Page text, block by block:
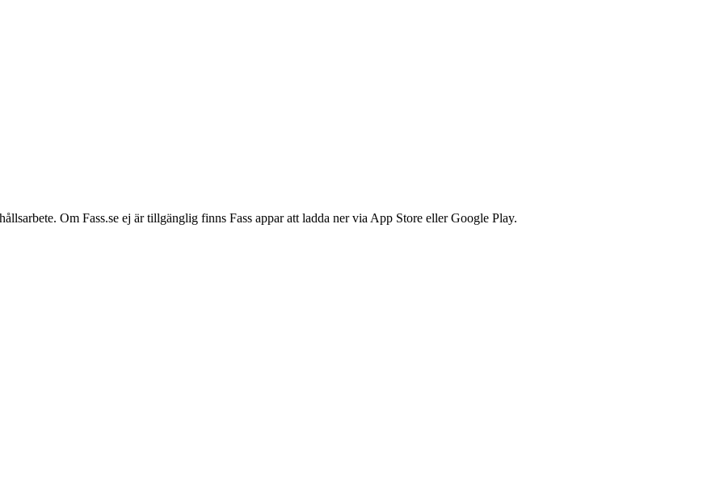
Om Fass.se ej är tillgänglig finns Fass appar att ladda ner via App Store eller Google Play.